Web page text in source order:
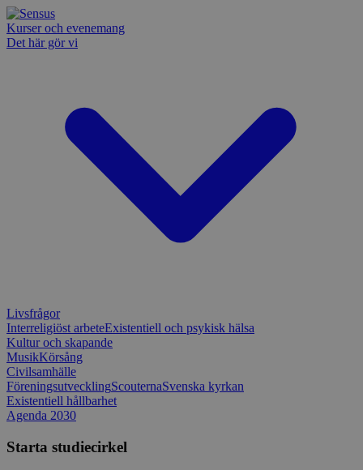
Kurser och evenemang
Det här gör vi
Livsfrågor
Interreligiöst arbeteExistentiell och psykisk hälsa
Kultur och skapande
MusikKörsång
Civilsamhälle
FöreningsutvecklingScouternaSvenska kyrkan
Existentiell hållbarhet
Agenda 2030
Starta studiecirkel